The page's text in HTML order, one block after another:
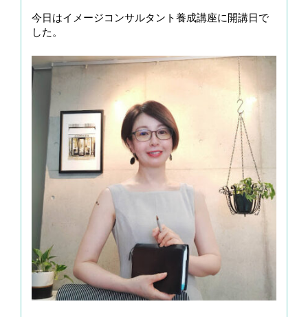
今日はイメージコンサルタント養成講座に開講日で
した。